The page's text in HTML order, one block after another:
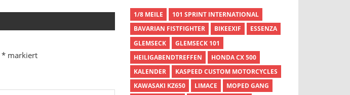
* markiert
1/8 MEILE
101 SPRINT INTERNATIONAL
BAVARIAN FISTFIGHTER
BIKEEXIF
ESSENZA
GLEMSECK
GLEMSECK 101
HEILIGABENDTREFFEN
HONDA CX 500
KALENDER
KASPEED CUSTOM MOTORCYCLES
KAWASAKI KZ650
LIMACE
MOPED GANG